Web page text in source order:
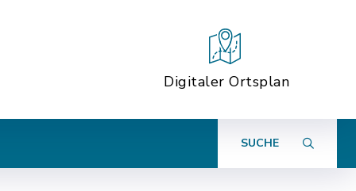
Digitaler Ortsplan
SUCHE